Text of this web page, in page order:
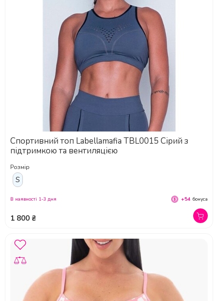
Спортивний топ Labellamafia TBL0015 Сірий з
підтримкою та вентиляцією
Розмір
S
1 800 ₴
В наявності 1-3 дня +54 бонуса